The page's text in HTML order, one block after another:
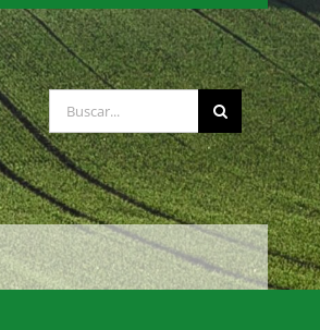
Buscar: